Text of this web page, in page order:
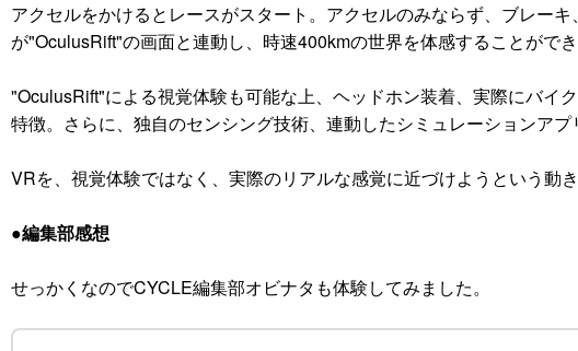
アクセルをかけるとレースがスタート。アクセルのみならず、ブレー
が"OculusRift"の画面と連動し、時速400kmの世界を体感することができ
"OculusRift"による視覚体験も可能な上、ヘッドホン装着、実際にバ
特徴。さらに、独自のセンシング技術、連動したシミュレーションア
VRを、視覚体験ではなく、実際のリアルな感覚に近づけようという動
●編集部感想
せっかくなのでCYCLE編集部オビナタも体験してみました。